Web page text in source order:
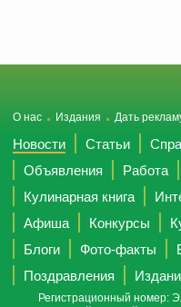
О нас Издания Дать
Новости Статьи
Объявления
Работа
Кулинарная книга
Афиша
Конкурсы
Блоги
Фото-факты
Поздравления
Регистрационный номер: